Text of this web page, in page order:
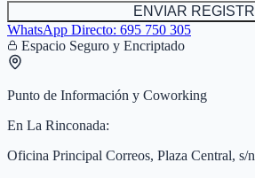
ENVIAR
WhatsApp Directo: 695 750 305
Espacio Seguro y Encriptado
Punto de Información y Coworking
En La Rinconada:
Oficina Principal Correos, Plaza Central, s/